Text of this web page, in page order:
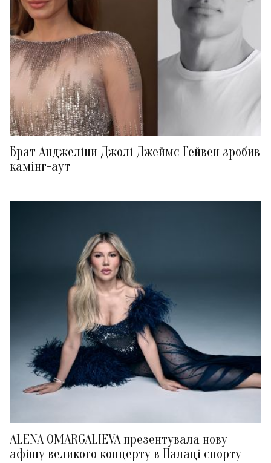
Брат Анджеліни Джолі Джеймс Гейвен зробив
камінг-аут
ALENA OMARGALIEVA презентувала нову
афішу великого концерту в Палаці спорту